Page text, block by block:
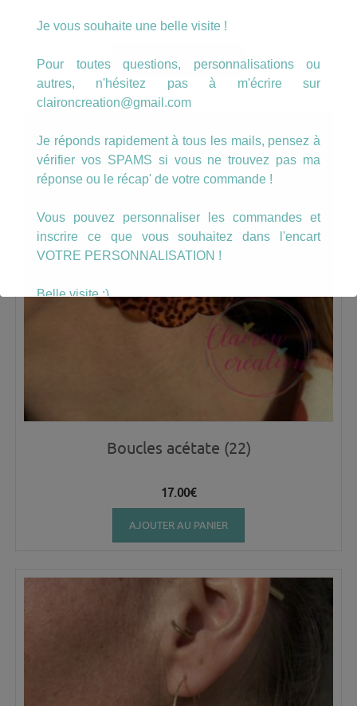
17.00 €
AJOUTER AU PANIER
Boucles acétate (22)
17.00€
AJOUTER AU PANIER
Je vous souhaite une belle visite !
Pour toutes questions, personnalisations ou
autres, n'hésitez pas à m'écrire sur
claironcreation@gmail.com
Je réponds rapidement à tous les mails, pensez à
vérifier vos SPAMS si vous ne trouvez pas ma
réponse ou le récap' de votre commande !
Vous pouvez personnaliser les commandes et
inscrire ce que vous souhaitez dans l'encart
VOTRE PERSONNALISATION !
Belle visite :)